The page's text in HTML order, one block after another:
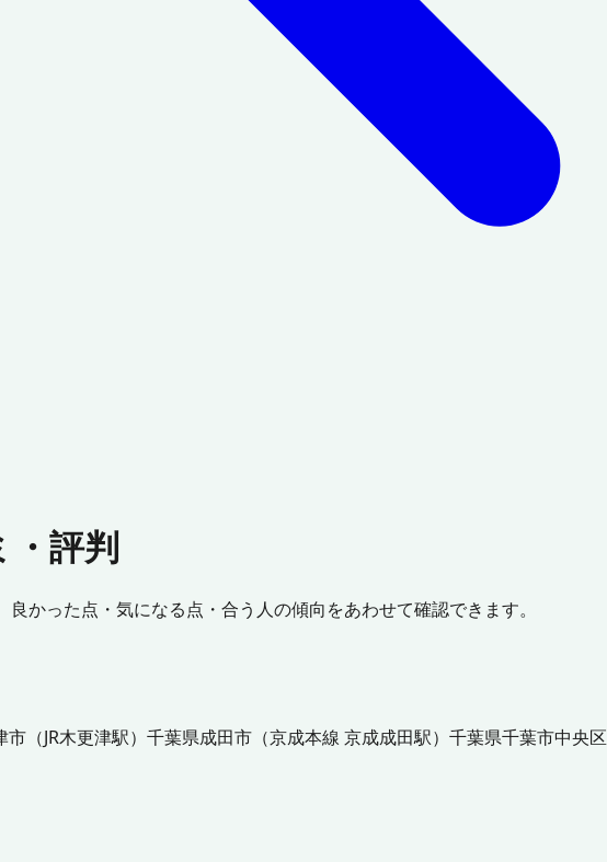
・評判
かった点・気になる点・合う人の傾向をあわせて確認できます。
市 （JR木更津駅） 千葉県成田市 （京成本線 京成成田駅） 千葉県千葉市中央区